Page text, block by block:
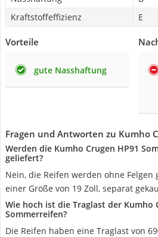
Kraftstoffeffizienz
E
Vorteile
gute Nasshaftung
Fragen und Antworten zu Kumho
Werden die Kumho Crugen HP91
geliefert?
Nein, die Reifen werden ohne
einer Größe von 19 Zoll, separat
Wie hoch ist die Traglast der Kumho
Sommerreifen?
Die Reifen haben eine Traglast von